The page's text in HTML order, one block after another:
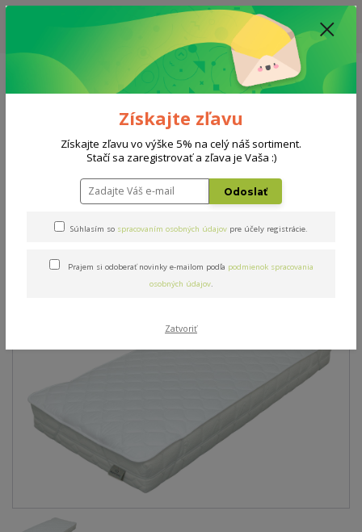
ZĽAVA: VŠETKY VYSTAVENÉ POSTELE ZA 400€ - CENA MATRACU A ROŠTU
PODĽA VÝBERU / DODACIA LEHOTA JE AKTUÁLNE 10-15 PRACOVNÝCH
Menu
0908 777 700 Po-So: 10-18 hod.
0
Doplnky Chránič Domestic 120x200cm
Chránič Domestic 120x200cm
TOP produkt
Získajte zľavu
Získajte zľavu vo výške 5% na celý náš sortiment.
Stačí sa zaregistrovať a zľava je Vaša :)
Odoslať
Súhlasím so spracovaním osobných údajov pre účely registrácie.
Prajem si odoberať novinky e-mailom podľa podmienok spracovania
osobných údajov.
Zatvoriť